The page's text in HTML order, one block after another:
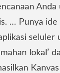
Anda
… Punya ide
lokal’